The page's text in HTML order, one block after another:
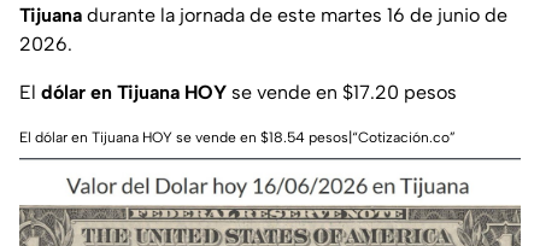
Tijuana durante la jornada de este martes 16 de junio de
2026.
El dólar en Tijuana HOY se vende en $17.20 pesos
El dólar en Tijuana HOY se vende en $18.54 pesos|“Cotización.co”